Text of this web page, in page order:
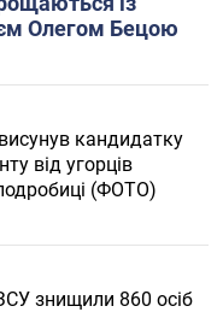
Олегом Бецою
кандидатку
від угорців
(ФОТО)
знищили 860 осіб